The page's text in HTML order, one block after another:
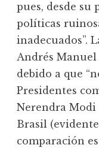
pues, desde su
políticas
inadecuados”.
Andrés Manuel
debido a que
Presidentes
Nerendra Modi
Brasil
comparación